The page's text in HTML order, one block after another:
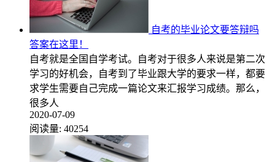
自考的毕业论文要答辩吗
答案在这里！
自考就是全国自学考试。自考对于很多人来说是第二次
学习的好机会，自考到了毕业跟大学的要求一样，都要
求学生需要自己完成一篇论文来汇报学习成绩。那么，
很多人
2020-07-09
阅读量: 40254